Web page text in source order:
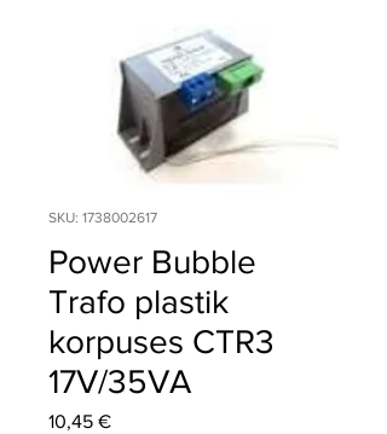
SKU: 1738002617
Power Bubble
Trafo plastik
korpuses CTR3
17V/35VA
10,45 €Price